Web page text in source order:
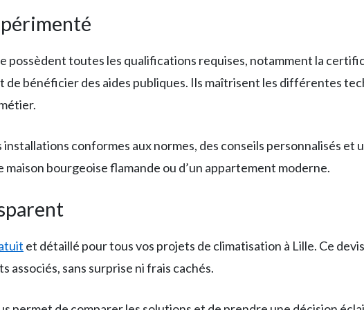
possèdent toutes les qualifications requises, notamment la
de bénéficier des aides publiques. Ils maîtrisent les différentes
conformes aux normes, des conseils personnalisés et
maison bourgeoise flamande ou d’un appartement moderne.
et détaillé pour tous vos projets de climatisation à Lille. Ce
associés, sans surprise ni frais cachés.